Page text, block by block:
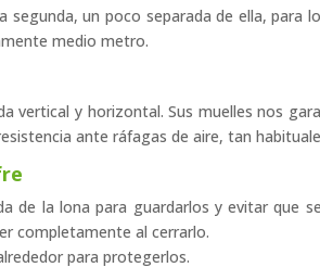
un poco separada de ella, para
medio metro.
vertical y horizontal. Sus muelles nos
ante ráfagas de aire, tan
la lona para guardarlos y evitar que
completamente al cerrarlo.
para protegerlos.